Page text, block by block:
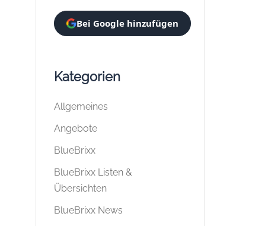
Bei Google hinzufügen
Kategorien
Allgemeines
Angebote
BlueBrixx
BlueBrixx Listen &
Übersichten
BlueBrixx News